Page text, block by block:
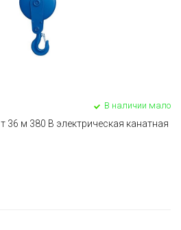
В наличии мало
36 м 380 В электрическая канатная